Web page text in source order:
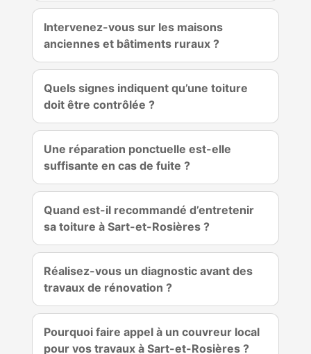
Intervenez-vous sur les maisons
anciennes et bâtiments ruraux ?
Quels signes indiquent qu’une toiture
doit être contrôlée ?
Une réparation ponctuelle est-elle
suffisante en cas de fuite ?
Quand est-il recommandé d’entretenir
sa toiture à Sart-et-Rosières ?
Réalisez-vous un diagnostic avant des
travaux de rénovation ?
Pourquoi faire appel à un couvreur local
pour vos travaux à Sart-et-Rosières ?